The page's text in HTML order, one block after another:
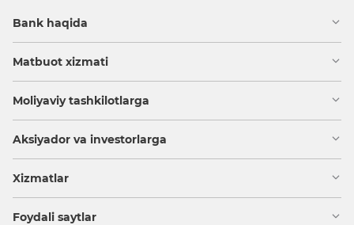
Bank haqida
Matbuot xizmati
Moliyaviy tashkilotlarga
Aksiyador va investorlarga
Xizmatlar
Foydali saytlar